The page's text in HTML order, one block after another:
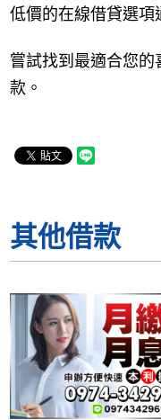
低價的在線借貸選項
嘗試找到最適合您
款。
其他借款